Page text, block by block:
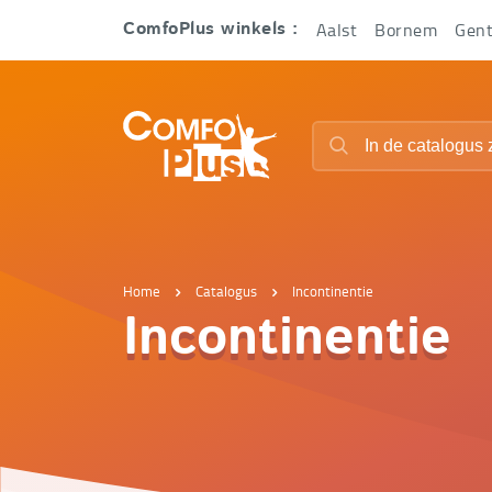
Home Catalogus Incontinentie
Incontinentie
ComfoPlus winkels : Aalst Bornem Gent
ComfoPlus
Homepagina
Zoeken
Zoeken